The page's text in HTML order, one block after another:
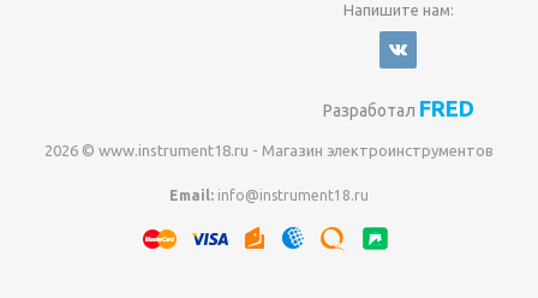
Напишите нам:
Разработал FRED
2026 © www.instrument18.ru - Магазин электроинструментов
Email: info@instrument18.ru